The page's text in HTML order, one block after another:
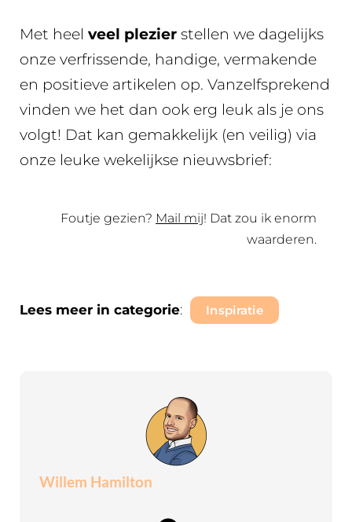
Met heel veel plezier stellen we dagelijks
onze verfrissende, handige, vermakende
en positieve artikelen op. Vanzelfsprekend
vinden we het dan ook erg leuk als je ons
volgt! Dat kan gemakkelijk (en veilig) via
onze leuke wekelijkse nieuwsbrief:
Foutje gezien? Mail mij! Dat zou ik enorm
waarderen.
Lees meer in categorie: Inspiratie
Willem Hamilton